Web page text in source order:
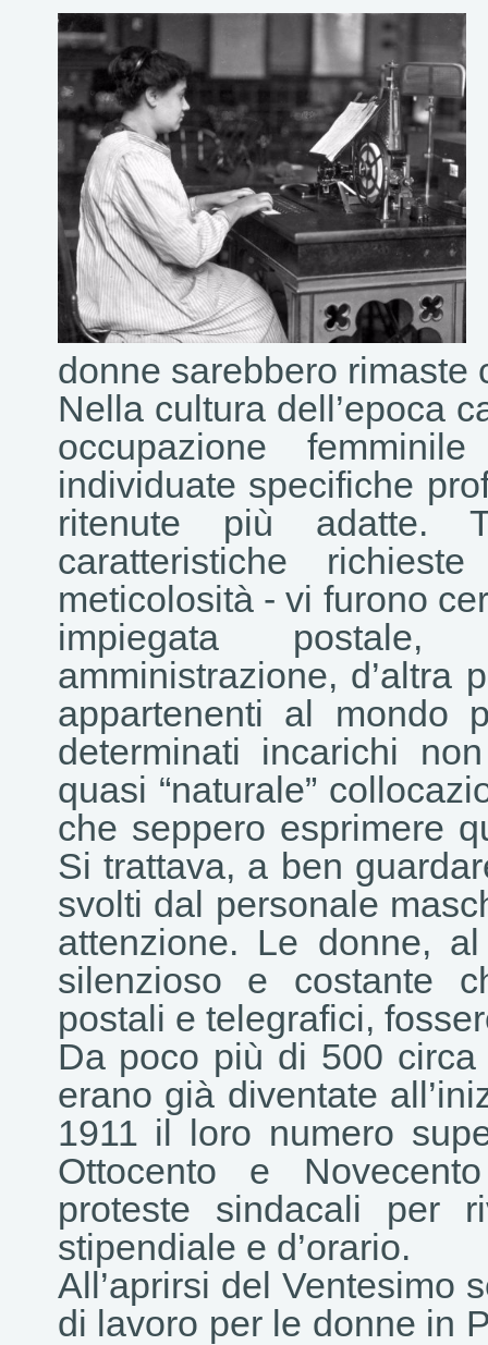
donne sarebbero rimaste
Nella cultura dell’epoca
occupazione
individuate specifiche
ritenute più adatte.
caratteristiche
meticolosità - vi furono
impiegata postale,
amministrazione, d’altra
appartenenti al mondo
determinati incarichi
quasi “naturale”
che seppero esprimere
Si trattava, a ben
svolti dal personale
attenzione. Le donne,
silenzioso e costante
postali e telegrafici,
Da poco più di 500
erano già diventate
1911 il loro numero
Ottocento e
proteste sindacali per
stipendiale e d’orario.
All’aprirsi del Ventesimo
di lavoro per le donne in